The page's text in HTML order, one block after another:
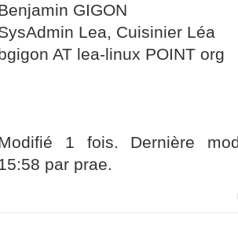
GIGON
Lea, Cuisinier Léa
AT lea-linux POINT org
1 fois. Dernière
par prae.